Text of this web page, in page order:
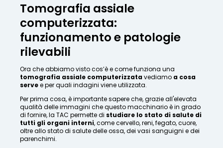
Tomografia assiale
computerizzata:
funzionamento e patologie
rilevabili
Ora che abbiamo visto cos’è e come funziona una
tomografia assiale computerizzatavediamo a cosa
servee per quali indagini viene utilizzata.
Per prima cosa, è importante sapere che, grazie all'elevata
qualità delle immagini che questo macchinario è in grado
di fornire, la TAC permette di studiare lo stato di salute di
tutti gli organi interni, come cervello, reni, fegato, cuore,
oltre allo stato di salute delle ossa, dei vasi sanguigni e dei
parenchimi.